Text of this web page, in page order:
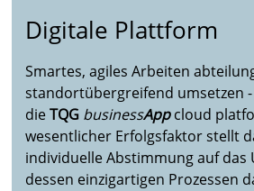
Digitale Plattform
Smartes, agiles Arbeiten
standortübergreifend umsetzen
dieTQG businessAppcloud
wesentlicher Erfolgsfaktor stellt
individuelle Abstimmung auf
dessen einzigartigen Prozessen